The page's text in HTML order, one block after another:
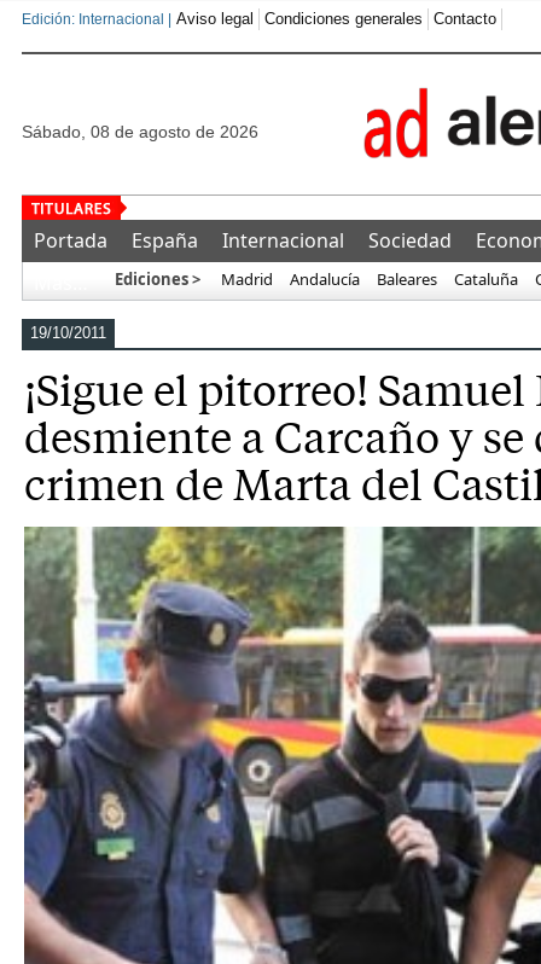
Edición: Internacional | Aviso legal Condiciones generales Contacto
sábado, 08 de agosto de 2026
Portada España Internacional Sociedad
Ediciones > Madrid Andalucía Baleares Cataluña
19/10/2011
¡Sigue el pitorreo!
desmiente a Carcaño y
crimen de Marta del